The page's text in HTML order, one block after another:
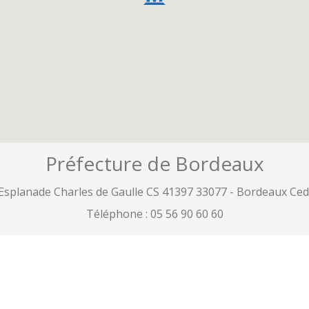
Préfecture de Bordeaux
Charles de Gaulle CS 41397 33077 - Bordeaux
Téléphone : 05 56 90 60 60